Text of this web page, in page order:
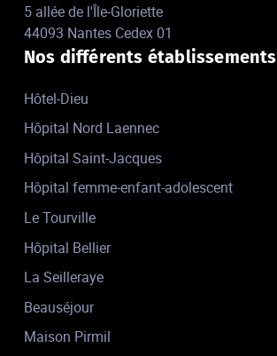
5 allée de l'Île-Gloriette
44093 Nantes Cedex 01
Nos différents établissements
Hôtel-Dieu
Hôpital Nord Laennec
Hôpital Saint-Jacques
Hôpital femme-enfant-adolescent
Le Tourville
Hôpital Bellier
La Seilleraye
Beauséjour
Maison Pirmil